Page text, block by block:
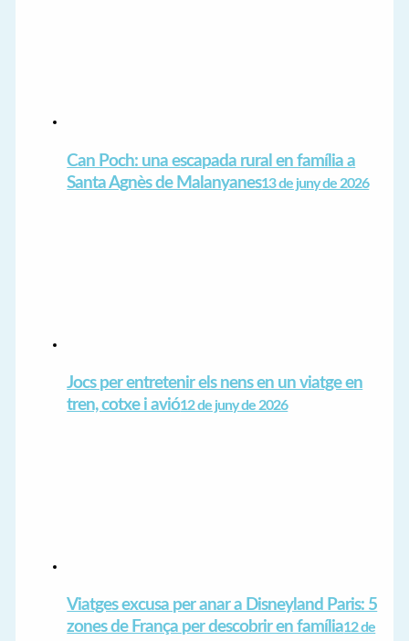
Can Poch: una escapada rural en família a
Santa Agnès de Malanyanes13 de juny de 2026
Jocs per entretenir els nens en un viatge en
tren, cotxe i avió12 de juny de 2026
Viatges excusa per anar a Disneyland Paris: 5
zones de França per descobrir en família12 de